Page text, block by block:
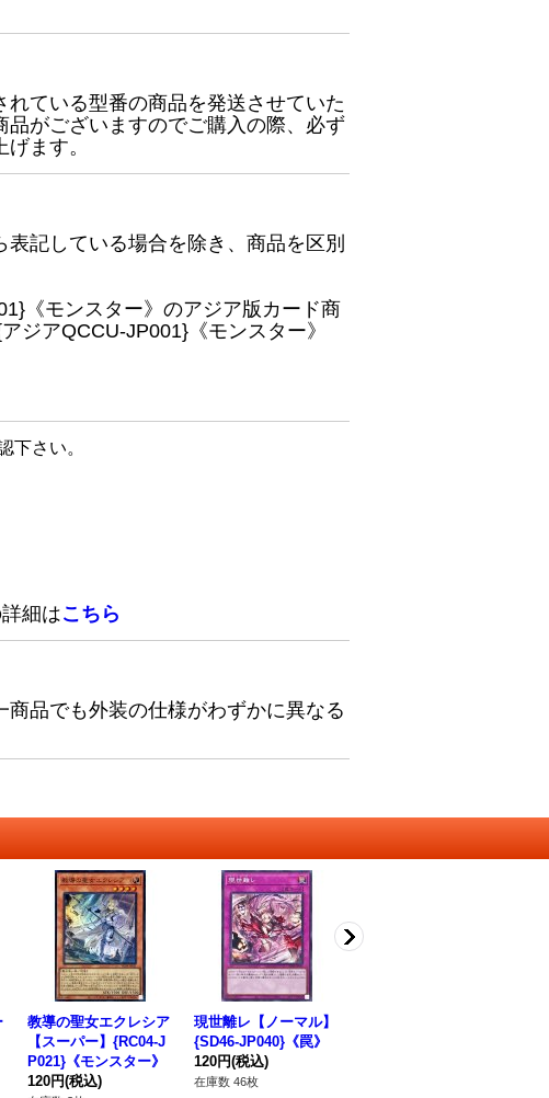
ている型番の商品を発送させていた
がございますのでご購入の際、必ず
ます。
記している場合を除き、商品を区別
《モンスター》のアジア版カード商
アQCCU-JP001}《モンスター》
下さい。
細はこちら
品でも外装の仕様がわずかに異なる
教導の聖女エクレシア
【スーパー】{RC04-J
P021}《モンスター》
120円(税込)
現世離レ【ノーマル】
{SD46-JP040}《罠》
120円(税込)
在庫数 46枚